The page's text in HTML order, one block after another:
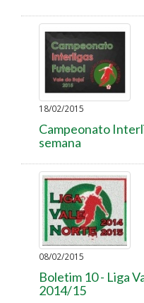
18/02/2015
Campeonato
semana
08/02/2015
Boletim 10 - Liga
2014/15